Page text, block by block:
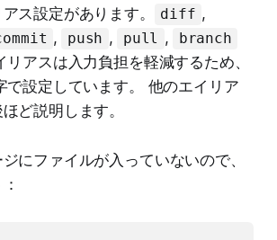
ス設定があります。
diff ,
, push , pull , branch
リアスは入力負担を軽減するため、
で設定しています。 他のエイリア
ど説明します。
にファイルが入っていないので、